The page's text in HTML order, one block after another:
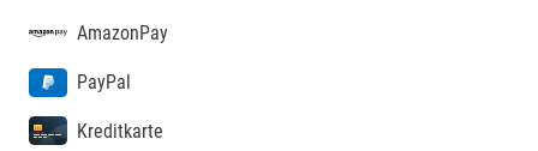
AmazonPay
PayPal
Kreditkarte